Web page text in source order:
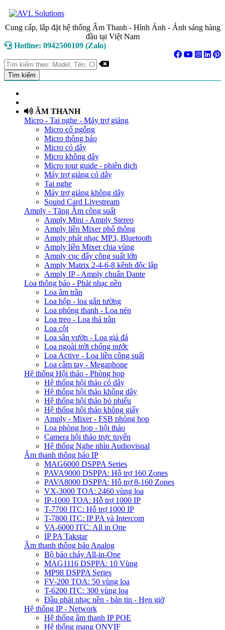
Cung cấp, lắp đặt hệ thống Âm Thanh - Hình Ảnh - Ánh sáng hàng
đầu tại Việt Nam
Hotline: 0942500109 (Zalo)
ÂM THANH
Micro - Tai nghe - Máy trợ giảng
Micro cổ ngỗng
Micro thông báo
Micro có dây
Micro không dây
Micro tour guide - phiên dịch
Máy trợ giảng có dây
Tai nghe
Máy trợ giảng không dây
Sound Card Livestream
Amply - Tăng Âm công suất
Amply Mini - Amply Stereo
Amply liền Mixer phổ thông
Amply phát nhạc MP3, Bluetooth
Amply liền Mixer chia vùng
Amply cục đẩy công suất lớn
Amply Matrix 2-4-6-8 kênh độc lập
Amply IP - Amply chuẩn Dante
Loa thông báo - Phát nhạc nền
Loa âm trần
Loa hộp - loa gắn tường
Loa phóng thanh - Loa nén
Loa treo - Loa thả trần
Loa cột
Loa sân vườn - Loa giả đá
Loa ngoài trời chống nước
Loa Active - Loa liền công suất
Loa cầm tay - Megaphone
Hệ thống Hội thảo - Phòng họp
Hệ thống hội thảo có dây
Hệ thống hội thảo không dây
Hệ thống hội thảo bỏ phiếu
Hệ thống hội thảo không giấy
Amply - Mixer - FSB phòng họp
Loa phòng họp - hội thảo
Camera hội thảo trực tuyến
Hệ thống Nghe nhìn Audiovisual
Âm thanh thông báo IP
MAG6000 DSPPA Series
PAVA9000 DSPPA: Hỗ trợ 160 Zones
PAVA8000 DSPPA: Hỗ trợ 8-160 Zones
VX-3000 TOA: 2460 vùng loa
IP-1000 TOA: Hỗ trợ 1000 IP
T-7700 ITC: Hỗ trợ 1000 IP
T-7800 ITC: IP PA và Intercom
VA-6000 ITC: All in One
IP PA Takstar
Âm thanh thông báo Analog
Bộ báo cháy All-in-One
MAG1116 DSPPA: 10 Vùng
MP98 DSPPA Series
FV-200 TOA: 50 vùng loa
T-6200 ITC: 300 vùng loa
Đầu phát nhạc nền - bản tin - Hẹn giờ
Hệ thống IP - Network
Hệ thống âm thanh IP POE
Hệ thống mạng ONVIF